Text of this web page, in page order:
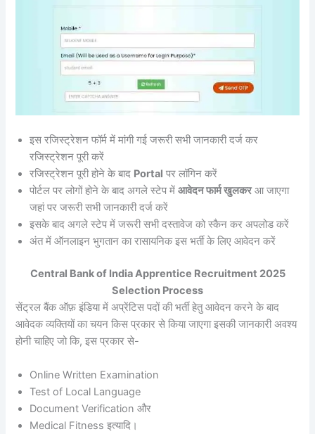
इस रजिस्ट्रेशन फॉर्म में मांगी गई जरूरी सभी जानकारी दर्ज कर
रजिस्ट्रेशन पूरी करें
रजिस्ट्रेशन पूरी होने के बाद Portal पर लॉगिन करें
पोर्टल पर लोगों होने के बाद अगले स्टेप मेंआवेदन फार्म खुलकरआ जाएगा
जहां पर जरूरी सभी जानकारी दर्ज करें
इसके बाद अगले स्टेप में जरूरी सभी दस्तावेज को स्कैन कर अपलोड करें
अंत में ऑनलाइन भुगतान का रासायनिक इस भर्ती के लिए आवेदन करें
Central Bank of India Apprentice Recruitment 2025
Selection Process
सेंट्रल बैंक ऑफ़ इंडिया में अप्रेंटिस पदों की भर्ती हेतु आवेदन करने के बाद
आवेदक व्यक्तियों का चयन किस प्रकार से किया जाएगा इसकी जानकारी अवश्य
होनी चाहिए जो कि, इस प्रकार से-
Online Written Examination
Test of Local Language
Document Verification और
Medical Fitness इत्यादि।